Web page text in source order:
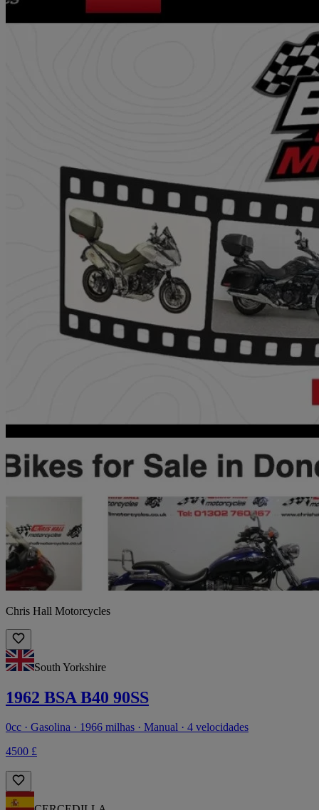
Chris Hall Motorcycles
South Yorkshire
1962 BSA B40 90SS
0cc · Gasolina · 1966 milhas · Manual · 4 velocidades
4500 £